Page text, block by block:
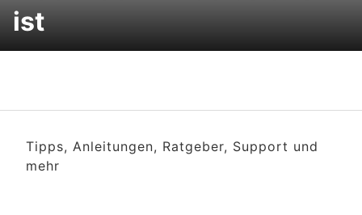
ist
Tipps, Anleitungen, Ratgeber, Support und
mehr